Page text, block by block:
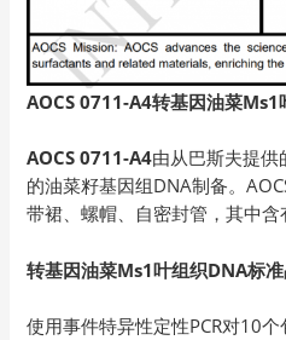
AOCS 0711-A4转基因油菜
AOCS 0711-A4由从巴斯夫提
的油菜籽基因组DNA制备。
带裙、螺帽、自密封管，其中含
转基因油菜Ms1叶组织DNA标
使用事件特异性定性PCR对10